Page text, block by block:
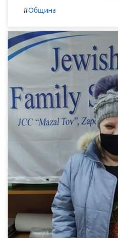
#Община